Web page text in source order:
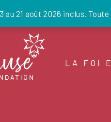
au 21 août 2026 inclus.
LA FOI